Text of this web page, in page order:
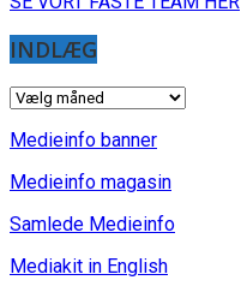
INDLÆG
INDLÆG
Medieinfo banner
Medieinfo magasin
Samlede Medieinfo
Mediakit in English